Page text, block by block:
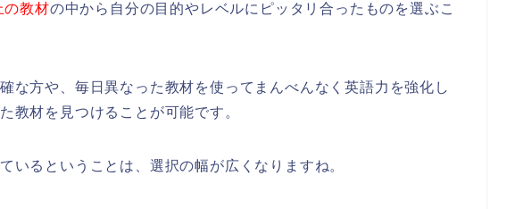
の教材の中から自分の目的やレベルにピッタリ合ったものを選ぶこ
な方や、毎日異なった教材を使ってまんべんなく英語力を強化し
教材を見つけることが可能です。
いるということは、選択の幅が広くなりますね。